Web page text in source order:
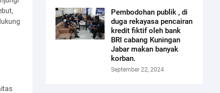
Pembodohan publik , di
duga rekayasa pencairan
kredit fiktif oleh bank
BRI cabang Kuningan
Jabar makan banyak
korban.
September 22, 2024